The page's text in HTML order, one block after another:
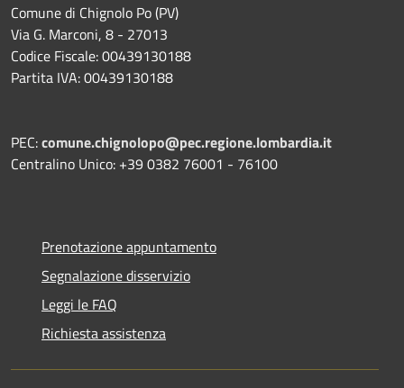
Comune di Chignolo Po (PV)
Via G. Marconi, 8 - 27013
Codice Fiscale: 00439130188
Partita IVA: 00439130188
PEC:comune.chignolopo@pec.regione.lombardia.it
Centralino Unico: +39 0382 76001 - 76100
Prenotazione appuntamento
Segnalazione disservizio
Leggi le FAQ
Richiesta assistenza